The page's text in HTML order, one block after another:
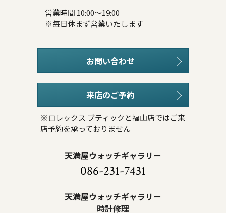
営業時間 10:00～19:00
※毎日休まず営業いたします
お問い合わせ
来店のご予約
※ロレックス ブティックと福山店ではご来
店予約を承っておりません
天満屋ウォッチギャラリー
086-231-7431
天満屋ウォッチギャラリー
時計修理